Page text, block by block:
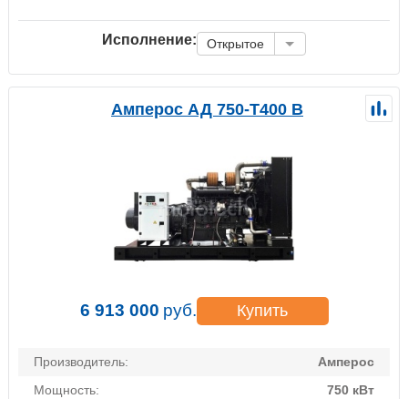
Исполнение: Открытое
Амперос АД 750-Т400 B
6 913 000 руб. Купить
Производитель:
Амперос
Мощность:
750 кВт